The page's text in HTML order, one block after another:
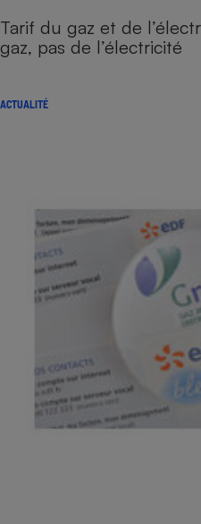
Tarif du gaz et de
gaz, pas de l’électricité
ACTUALITÉ